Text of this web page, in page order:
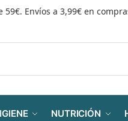
Envíos a 3,99€ en
NUTRICIÓN